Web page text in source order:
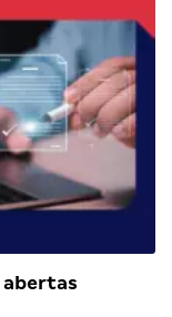
abertas